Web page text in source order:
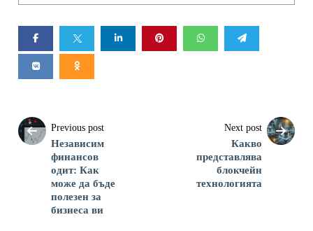
Previous post
Независим
финансов
одит: Как
може да бъде
полезен за
бизнеса ви
Next post
Какво
представлява
блокчейн
технологията